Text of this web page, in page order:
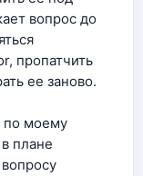
вопрос до
пропатчить
ее заново.
по моему
плане